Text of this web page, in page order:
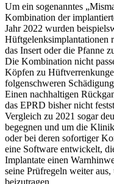
Um ein sogenanntes
Kombination der
Jahr 2022 wurden
Hüftgelenksimplantationen
das Insert oder die Pfanne
Die Kombination nicht
Köpfen zu
folgenschweren
Einen nachhaltigen
das EPRD bisher nicht
Vergleich zu 2021 sogar
begegnen und um die
oder bei deren sofortiger
eine Software entwickelt,
Implantate einen
seine Prüfregeln weiter
beizutragen.